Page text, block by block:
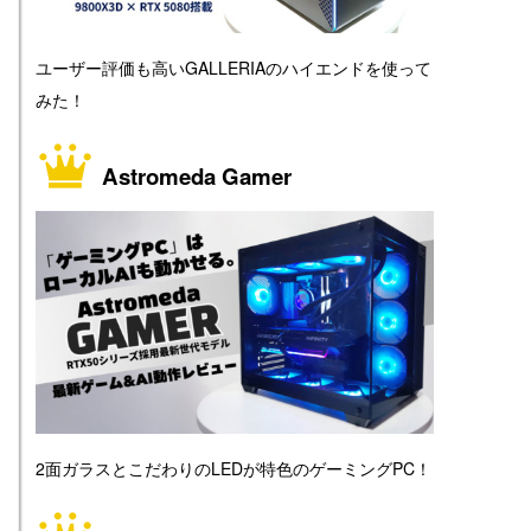
ユーザー評価も高いGALLERIAのハイエンドを使って
みた！
Astromeda Gamer
2面ガラスとこだわりのLEDが特色のゲーミングPC！